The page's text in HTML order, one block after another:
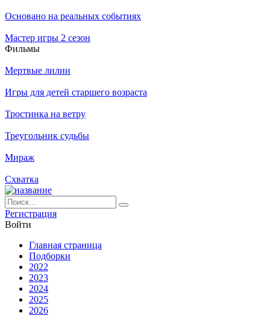
Основано на реальных событиях
Мастер игры 2 сезон
Филь­мы
Мертвые лилии
Игры для детей старшего возраста
Тростинка на ветру
Треугольник судьбы
Мираж
Схватка
Ре­ги­ст­ра­ция
Вой­ти
Глав­ная стра­ни­ца
Подборки
2022
2023
2024
2025
2026